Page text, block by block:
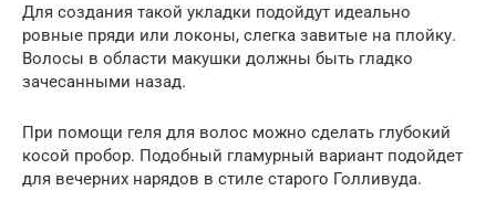
Для создания такой укладки подойдут идеально
ровные пряди или локоны, слегка завитые на плойку.
Волосы в области макушки должны быть гладко
зачесанными назад.
При помощи геля для волос можно сделать глубокий
косой пробор. Подобный гламурный вариант подойдет
для вечерних нарядов в стиле старого Голливуда.